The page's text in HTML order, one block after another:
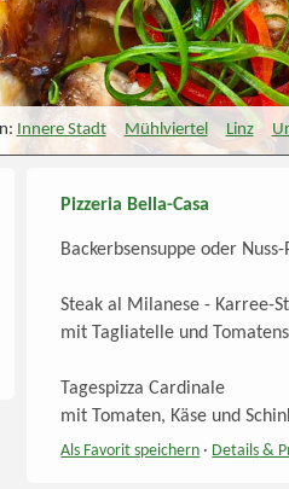
Innere Stadt Mühlviertel Linz
Pizzeria Bella-Casa
Backerbsensuppe oder
Steak al Milanese - Karree-
mit Tagliatelle und
Tagespizza Cardinale
mit Tomaten, Käse und
Als Favorit speichern · Details &